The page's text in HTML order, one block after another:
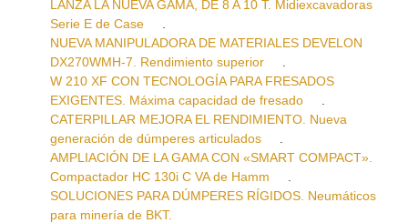
LANZA LA NUEVA GAMA, DE 8 A 10 T. Midiexcavadoras
Serie E de Case
NUEVA MANIPULADORA DE MATERIALES DEVELON
DX270WMH-7. Rendimiento superior
W 210 XF CON TECNOLOGÍA PARA FRESADOS
EXIGENTES. Máxima capacidad de fresado
CATERPILLAR MEJORA EL RENDIMIENTO. Nueva
generación de dúmperes articulados
AMPLIACIÓN DE LA GAMA CON «SMART COMPACT».
Compactador HC 130i C VA de Hamm
SOLUCIONES PARA DÚMPERES RÍGIDOS. Neumáticos
para minería de BKT.